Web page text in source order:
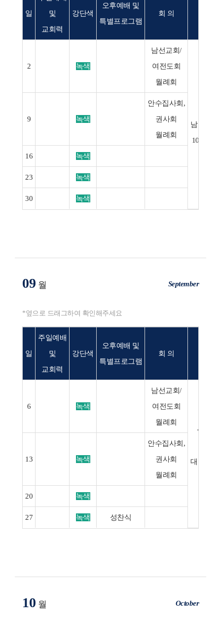
일
및
교회력
강단색
오후예배 및
특별프로그램
회 의
2 녹색
남선교회/
여전도회
월례회
남경산기
10(월)-
9 녹색
안수집사회,
권사회
월례회
16 녹색
23 녹색
30 녹색
09 월 September
*옆으로 드래그하여 확인해주세요
일
주일예배
및
교회력
강단색
오후예배 및
특별프로그램
회 의
6 녹색
남선교회/
여전도회
월례회
⋅봉천
대한예수
13 녹색
안수집사회,
권사회
월례회
20 녹색
27 녹색 성찬식
10 월 October